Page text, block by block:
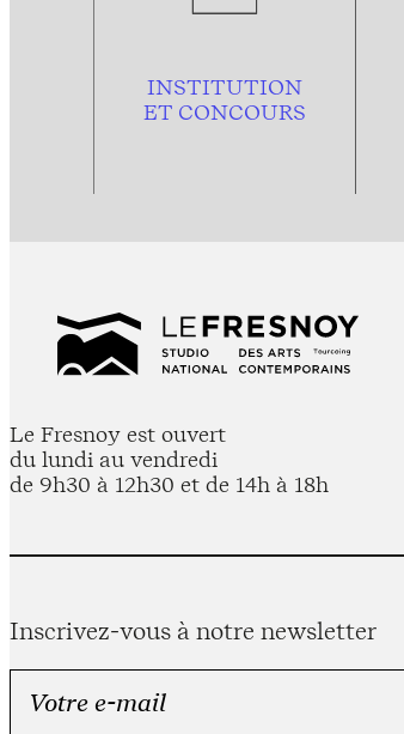
INSTITUTION
ET CONCOURS
Le Fresnoy est ouvert
du lundi au vendredi
de 9h30 à 12h30 et de 14h à 18h
Inscrivez-vous à notre newsletter